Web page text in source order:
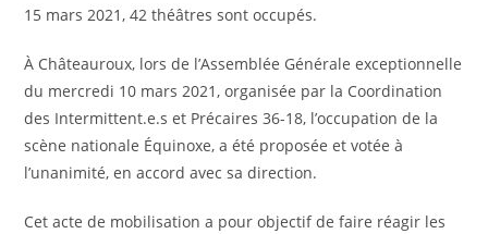
15 mars 2021, 42 théâtres sont occupés.
À Châteauroux, lors de l’Assemblée Générale exceptionnelle
du mercredi 10 mars 2021, organisée par la Coordination
des Intermittent.e.s et Précaires 36-18, l’occupation de la
scène nationale Équinoxe, a été proposée et votée à
l’unanimité, en accord avec sa direction.
Cet acte de mobilisation a pour objectif de faire réagir les